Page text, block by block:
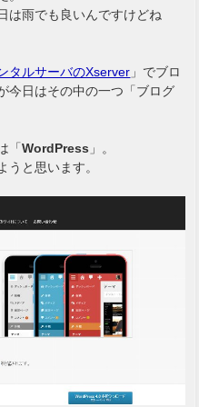
は雨でも良いんですけどね
タルサーバのXserver 」でブロ
今日はその中の一つ「ブログ
「WordPress 」。
うと思います。